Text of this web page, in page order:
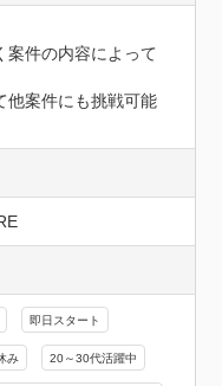
件の内容によって
他案件にも挑戦可能
即日スタート
み 20～30代活躍中